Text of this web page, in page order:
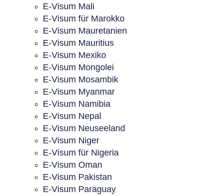
E-Visum Mali
E-Visum für Marokko
E-Visum Mauretanien
E-Visum Mauritius
E-Visum Mexiko
E-Visum Mongolei
E-Visum Mosambik
E-Visum Myanmar
E-Visum Namibia
E-Visum Nepal
E-Visum Neuseeland
E-Visum Niger
E-Visum für Nigeria
E-Visum Oman
E-Visum Pakistan
E-Visum Paraguay